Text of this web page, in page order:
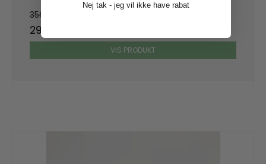
356,00 DKK
299,00 DKK
VIS PRODUKT
Nej tak - jeg vil ikke have rabat